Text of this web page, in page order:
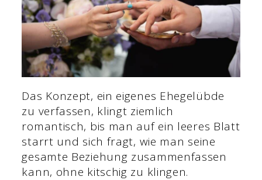
Das Konzept, ein eigenes Ehegelübde
zu verfassen, klingt ziemlich
romantisch, bis man auf ein leeres Blatt
starrt und sich fragt, wie man seine
gesamte Beziehung zusammenfassen
kann, ohne kitschig zu klingen.